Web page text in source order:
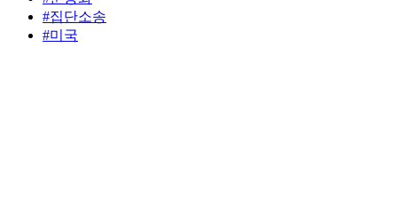
#집단소송
#미국